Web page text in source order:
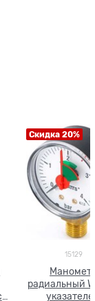
Скидка 20%
15129
радиальный